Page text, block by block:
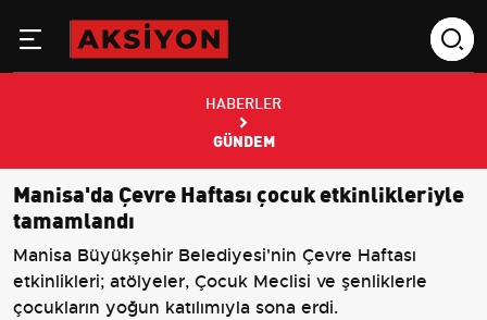
HABERLER
GÜNDEM
Manisa'da Çevre Haftası çocuk etkinlikleriyle
tamamlandı
Manisa Büyükşehir Belediyesi'nin Çevre Haftası
etkinlikleri; atölyeler, Çocuk Meclisi ve şenliklerle
çocukların yoğun katılımıyla sona erdi.